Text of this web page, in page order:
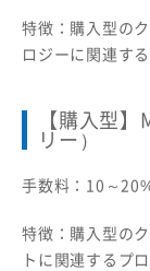
特徴：購入型の
ロジーに関連す
【購入型
リー）
手数料：10～
特徴：購入型の
トに関連するプ